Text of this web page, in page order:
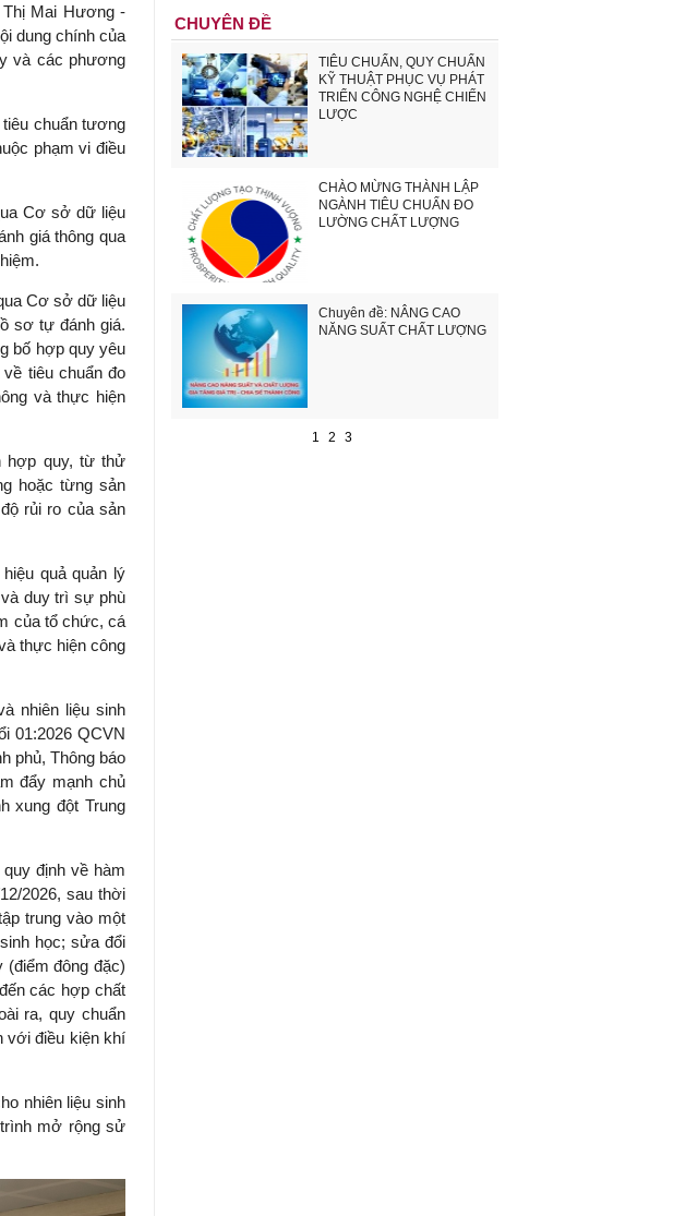
Thị Mai Hương -
dung chính của
và các phương
chuẩn tương
phạm vi điều
Cơ sở dữ liệu
giá thông qua
Cơ sở dữ liệu
sơ tự đánh giá.
bố hợp quy yêu
tiêu chuẩn đo
và thực hiện
hợp quy, từ thử
hoặc từng sản
rủi ro của sản
quả quản lý
duy trì sự phù
của tổ chức, cá
thực hiện công
nhiên liệu sinh
01:2026 QCVN
phủ, Thông báo
đẩy mạnh chủ
xung đột Trung
định về hàm
2026, sau thời
trung vào một
học; sửa đổi
(điểm đông đặc)
các hợp chất
ra, quy chuẩn
với điều kiện khí
nhiên liệu sinh
mở rộng sử
CHUYÊN ĐỀ
TIÊU CHUẨN, QUY CHUẨN
KỸ THUẬT PHỤC VỤ PHÁT
TRIỂN CÔNG NGHỆ CHIẾN
LƯỢC
CHÀO MỪNG THÀNH LẬP
NGÀNH TIÊU CHUẨN ĐO
LƯỜNG CHẤT LƯỢNG
Chuyên đề: NÂNG CAO
NĂNG SUẤT CHẤT LƯỢNG
1 2 3